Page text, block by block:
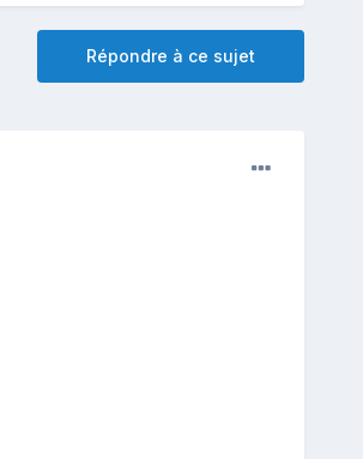
Répondre à ce sujet